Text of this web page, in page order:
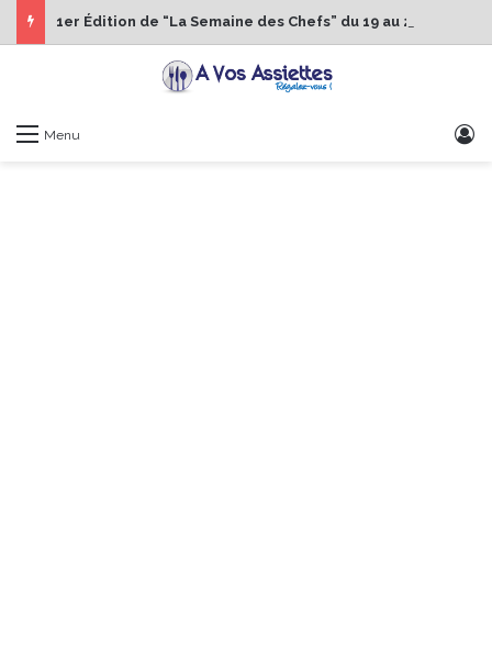
Menu